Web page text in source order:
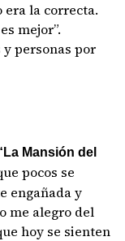
la correcta.
mejor”.
personas por
Mansión del
pocos se
engañada y
me alegro del
hoy se sienten